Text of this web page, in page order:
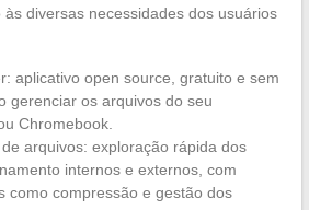
diversas necessidades dos usuários
aplicativo open source, gratuito e sem
gerenciar os arquivos do seu
Chromebook.
arquivos: exploração rápida dos
internos e externos, com
como compressão e gestão dos